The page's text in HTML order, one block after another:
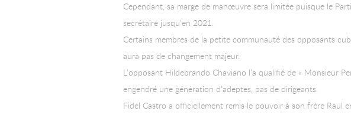
Cependant, sa marge de manœuvre sera limitée puisque le
secrétaire jusqu’en 2021.
Certains membres de la petite communauté des opposants
aura pas de changement majeur.
L’opposant Hildebrando Chaviano l’a qualifié de « Monsieur
engendré une génération d’adeptes, pas de dirigeants.
Fidel Castro a officiellement remis le pouvoir à son frère Raul